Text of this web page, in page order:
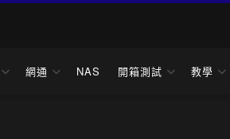
網通 NAS 開箱測試 教學